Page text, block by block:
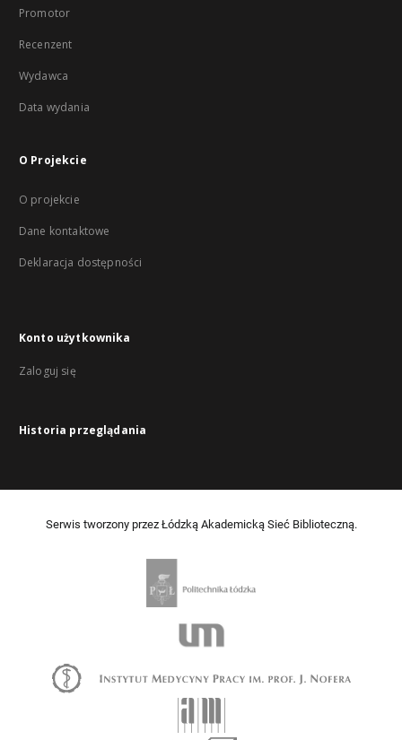
Promotor
Recenzent
Wydawca
Data wydania
O Projekcie
O projekcie
Dane kontaktowe
Deklaracja dostępności
Konto użytkownika
Zaloguj się
Historia przeglądania
Serwis tworzony przez Łódzką Akademicką Sieć Biblioteczną.